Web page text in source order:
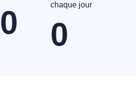
0
chaque jour
0